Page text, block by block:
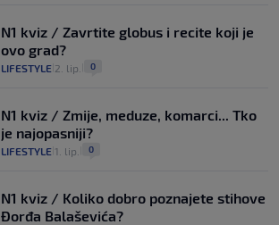
N1 kviz / Zavrtite globus i recite koji je
ovo grad?
LIFESTYLE 2. lip. 0
N1 kviz / Zmije, meduze, komarci... Tko
je najopasniji?
LIFESTYLE 1. lip. 0
N1 kviz / Koliko dobro poznajete stihove
Đorđa Balaševića?